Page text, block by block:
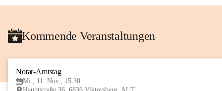
Kommende Veranstaltungen
Notar-Amtstag
Mi., 11. Nov., 15:30